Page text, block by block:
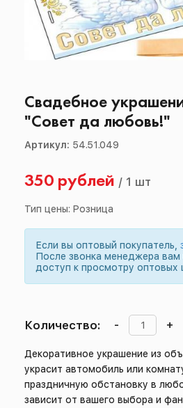
Свадебное
"Совет да любовь!"
Артикул: 54.51.049
350 рублей / 1 шт
Тип цены: Розница
Если вы оптовый покупатель,
После звонка менеджера вам
доступ к просмотру оптовых
Количество: - +
Декоративное украшение из
украсит автомобиль или
праздничную обстановку в
зависит от вашего выбора и